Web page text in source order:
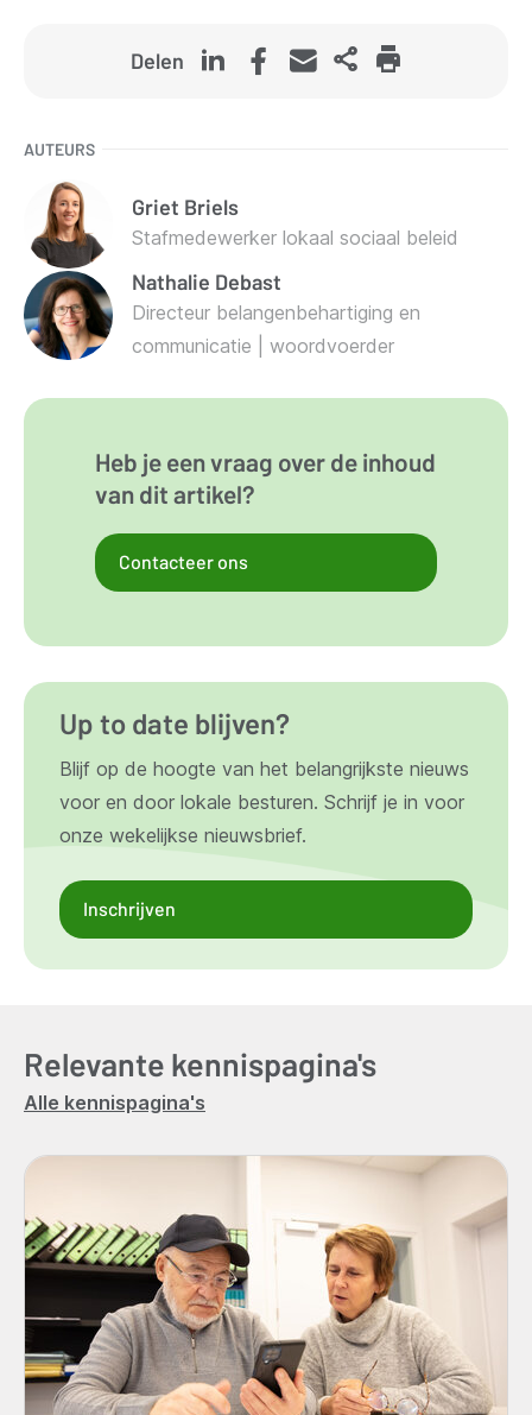
Delen
AUTEURS
Griet Briels
Stafmedewerker lokaal sociaal beleid
Nathalie Debast
Directeur belangenbehartiging en
communicatie | woordvoerder
Heb je een vraag over de inhoud
van dit artikel?
Contacteer ons
Up to date blijven?
Blijf op de hoogte van het belangrijkste nieuws
voor en door lokale besturen. Schrijf je in voor
onze wekelijkse nieuwsbrief.
Inschrijven
Relevante kennispagina's
Alle kennispagina's